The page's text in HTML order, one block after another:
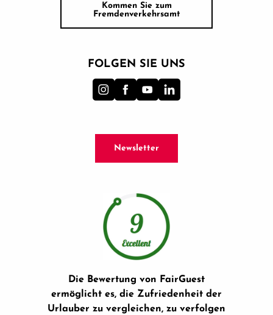
Kommen Sie zum
Fremdenverkehrsamt
FOLGEN SIE UNS
Newsletter
Die Bewertung von FairGuest
ermöglicht es, die Zufriedenheit der
Urlauber zu vergleichen, zu verfolgen